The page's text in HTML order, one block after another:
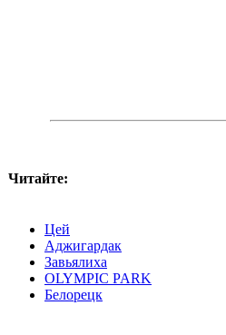
Читайте:
Цей
Аджигардак
Завьялиха
OLYMPIC PARK
Белорецк